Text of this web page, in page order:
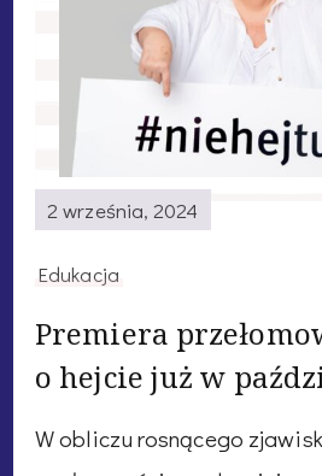
2 września, 2024
Edukacja
Premiera
o hejcie już w
W obliczu rosnącego